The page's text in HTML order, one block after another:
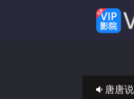
唐唐